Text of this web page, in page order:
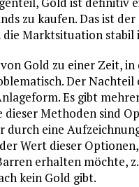
zu kaufen. Das ist
die Marktsituation stabil
Gold zu einer Zeit,
Der
Es gibt
Methoden sind
durch eine
Wert dieser
erhalten möchte,
kein Gold gibt.